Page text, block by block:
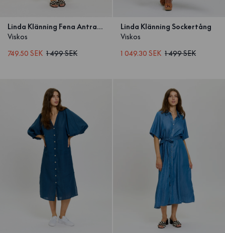
Linda Klänning Fena Antracit
Viskos
749.50 SEK 1 499 SEK
Linda Klänning Sockertång
Viskos
1 049.30 SEK 1 499 SEK